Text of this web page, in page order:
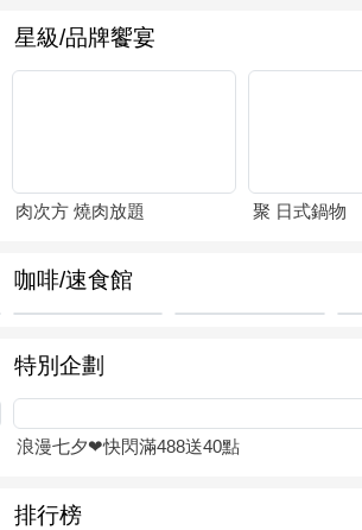
星級/品牌饗宴
肉次方 燒肉放題 聚 日式鍋物
咖啡/速食館
特別企劃
浪漫七夕❤快閃滿488送40點
排行榜